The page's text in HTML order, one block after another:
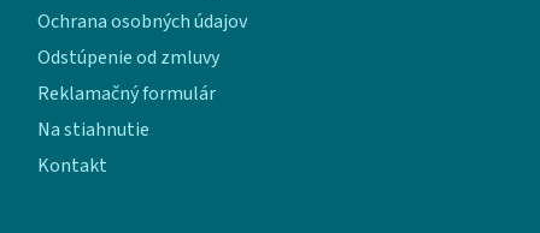
Ochrana osobných údajov
Odstúpenie od zmluvy
Reklamačný formulár
Na stiahnutie
Kontakt